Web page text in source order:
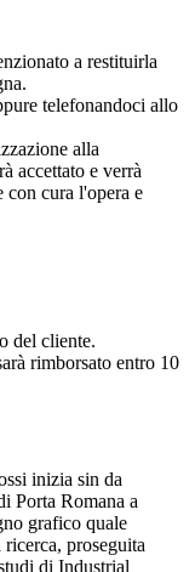
a restituirla
telefonandoci allo
alla
accettato e verrà
cura l'opera e
del cliente.
rimborsato entro 10
inizia sin da
Porta Romana a
grafico quale
proseguita
di Industrial